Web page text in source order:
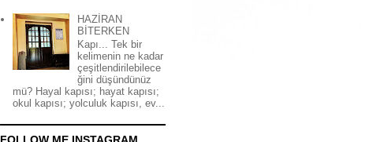
HAZİRAN
BİTERKEN
Kapı... Tek bir
kelimenin ne kadar
çeşitlendirilebilece
ğini düşündünüz
mü? Hayal kapısı; hayat kapısı;
okul kapısı; yolculuk kapısı, ev...